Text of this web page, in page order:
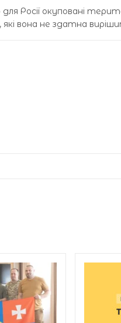
Росії окуповані
які вона не здатна